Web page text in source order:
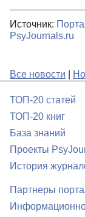
Источник:
PsyJournals.ru
Все новости
ТОП-20 статей
ТОП-20 книг
База знаний
Проекты
История
Партнеры